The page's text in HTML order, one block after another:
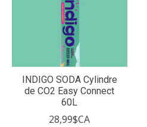
INDIGO SODA Cylindre
de CO2 Easy Connect
60L
28,99$CA